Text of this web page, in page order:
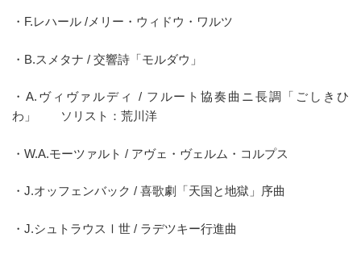
・F.レハール /メリー・ウィドウ・ワルツ
・B.スメタナ / 交響詩「モルダウ」
・A.ヴィヴァルディ / フルート協奏曲ニ長調「ごしきひ
わ」 ソリスト：荒川洋
・W.A.モーツァルト / アヴェ・ヴェルム・コルプス
・J.オッフェンバック / 喜歌劇「天国と地獄」序曲
・J.シュトラウスⅠ世 / ラデツキー行進曲